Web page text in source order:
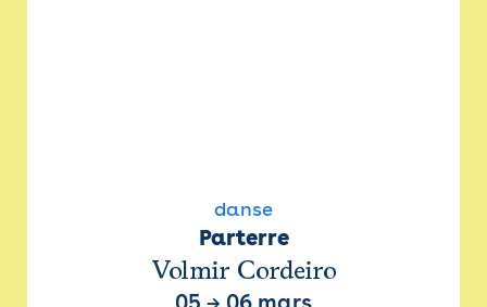
danse
Parterre
Volmir Cordeiro